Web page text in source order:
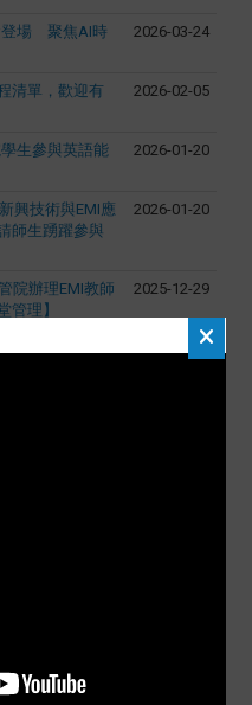
登場 聚焦AI時
2026-03-24
清單，歡迎有
2026-02-05
學生參與英語能
2026-01-20
興技術與EMI應
師生踴躍參與
2026-01-20
院辦理EMI教師
管理】
2025-12-29
2025-12-19